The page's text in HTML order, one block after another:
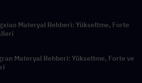
Materyal Rehberi: Yükseltme, Forte
Materyal Rehberi: Yükseltme, Forte ve